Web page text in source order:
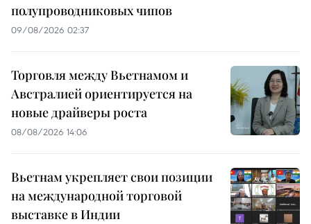
полупроводниковых чипов
09/08/2026 02:37
Торговля между Вьетнамом и
Австралией ориентируется на
новые драйверы роста
08/08/2026 14:06
Вьетнам укрепляет свои позиции
на международной торговой
выставке в Индии